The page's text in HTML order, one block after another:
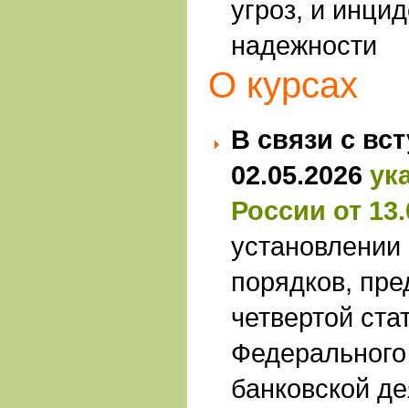
угроз, и
надежности
О курсах
В связи с
02.05.2026
России от
порядков,
четвертой
банковской